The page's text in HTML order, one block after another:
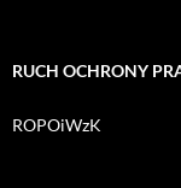
RUCH OCHRONY
ROPOiWzK